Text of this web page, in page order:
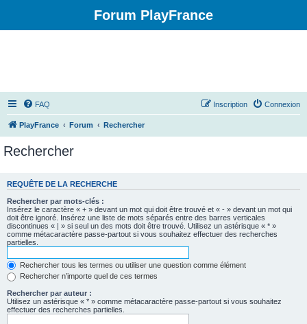
Forum PlayFrance
FAQ Connexion
Inscription
PlayFrance Forum Rechercher
Rechercher
REQUÊTE DE LA RECHERCHE
Rechercher par mots-clés :
Insérez le caractère « + » devant un mot qui doit être trouvé et « - » devant un mot qui
doit être ignoré. Insérez une liste de mots séparés entre des barres verticales
discontinues « | » si seul un des mots doit être trouvé. Utilisez un astérisque « * »
comme métacaractère passe-partout si vous souhaitez effectuer des recherches
partielles.
Rechercher tous les termes ou utiliser une question comme élément
Rechercher n’importe quel de ces termes
Rechercher par auteur :
Utilisez un astérisque « * » comme métacaractère passe-partout si vous souhaitez
effectuer des recherches partielles.